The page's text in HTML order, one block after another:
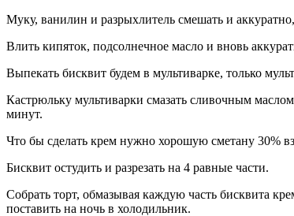
Муку, ванилин и разрыхлитель смешать и
Влить кипяток, подсолнечное масло и вновь
Выпекать бисквит будем в мультиварке, только
Кастрюльку мультиварки смазать сливочным
минут.
Что бы сделать крем нужно хорошую сметану 30%
Бисквит остудить и разрезать на 4 равные части.
Собрать торт, обмазывая каждую часть бисквита
поставить на ночь в холодильник.